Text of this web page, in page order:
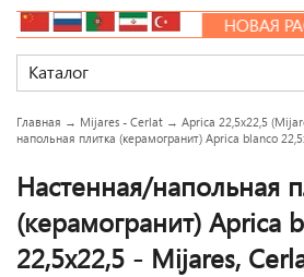
НОВАЯ
Каталог
Главная → Mijares - Cerlat → Aprica 22,5x22,5
напольная плитка (керамогранит) Aprica blanco
Настенная/напольная
(керамогранит) Aprica
22,5x22,5 - Mijares,